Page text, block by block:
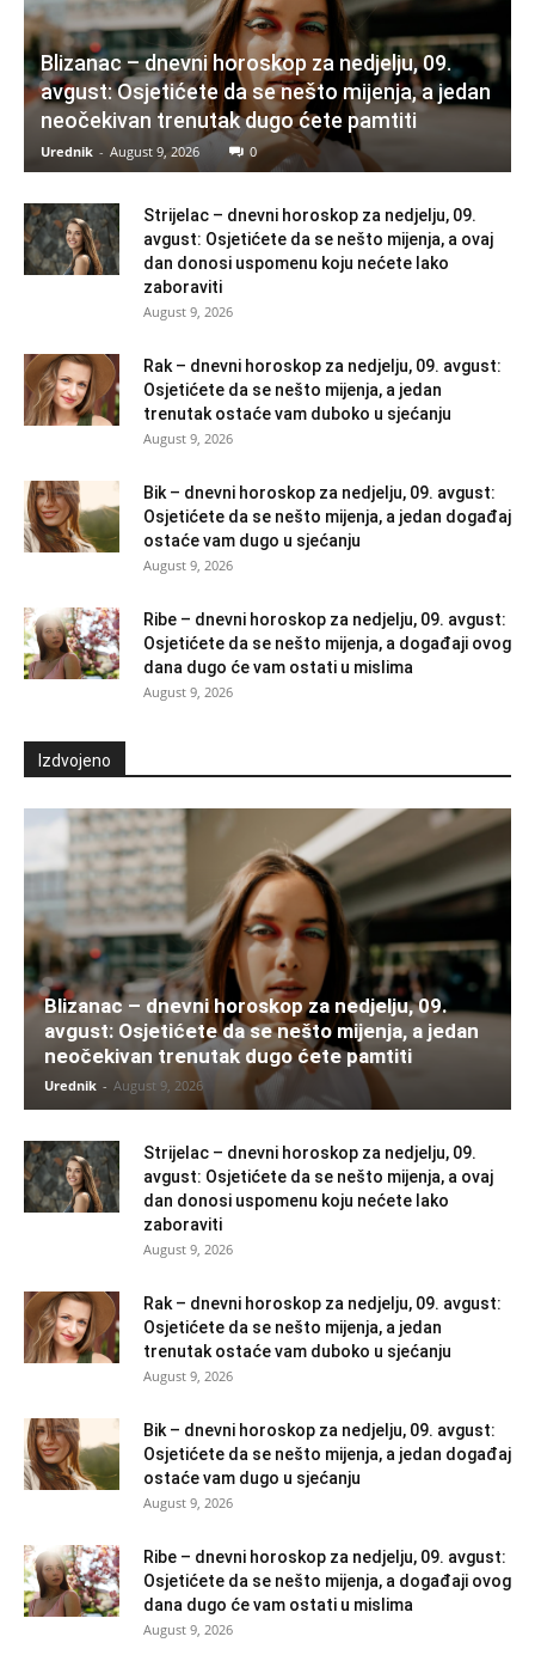
Blizanac – dnevni horoskop za nedjelju, 09.
avgust: Osjetićete da se nešto mijenja, a jedan
neočekivan trenutak dugo ćete pamtiti
Urednik - August 9, 2026 0
Strijelac – dnevni horoskop za nedjelju, 09.
avgust: Osjetićete da se nešto mijenja, a ovaj
dan donosi uspomenu koju nećete lako
zaboraviti
August 9, 2026
Rak – dnevni horoskop za nedjelju, 09. avgust:
Osjetićete da se nešto mijenja, a jedan
trenutak ostaće vam duboko u sjećanju
August 9, 2026
Bik – dnevni horoskop za nedjelju, 09. avgust:
Osjetićete da se nešto mijenja, a jedan događaj
ostaće vam dugo u sjećanju
August 9, 2026
Ribe – dnevni horoskop za nedjelju, 09. avgust:
Osjetićete da se nešto mijenja, a događaji ovog
dana dugo će vam ostati u mislima
August 9, 2026
Izdvojeno
Blizanac – dnevni horoskop za nedjelju, 09.
avgust: Osjetićete da se nešto mijenja, a jedan
neočekivan trenutak dugo ćete pamtiti
Urednik - August 9, 2026
Strijelac – dnevni horoskop za nedjelju, 09.
avgust: Osjetićete da se nešto mijenja, a ovaj
dan donosi uspomenu koju nećete lako
zaboraviti
August 9, 2026
Rak – dnevni horoskop za nedjelju, 09. avgust:
Osjetićete da se nešto mijenja, a jedan
trenutak ostaće vam duboko u sjećanju
August 9, 2026
Bik – dnevni horoskop za nedjelju, 09. avgust:
Osjetićete da se nešto mijenja, a jedan događaj
ostaće vam dugo u sjećanju
August 9, 2026
Ribe – dnevni horoskop za nedjelju, 09. avgust:
Osjetićete da se nešto mijenja, a događaji ovog
dana dugo će vam ostati u mislima
August 9, 2026